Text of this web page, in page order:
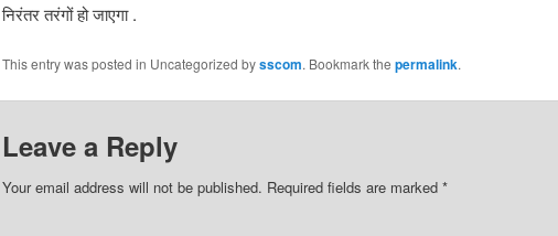
निरंतर तरंगों हो जाएगा .
This entry was posted in Uncategorized bysscom. Bookmark the permalink.
Leave a Reply
Your email address will not be published. Required fields are marked *